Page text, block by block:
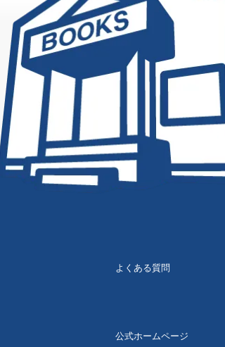
よくある質問
公式ホームページ